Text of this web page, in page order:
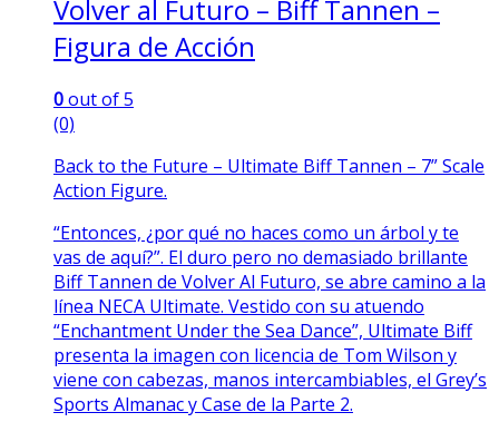
Volver al Futuro – Biff Tannen –
Figura de Acción
0out of 5
(0)
Back to the Future – Ultimate Biff Tannen – 7” Scale
Action Figure.
“Entonces, ¿por qué no haces como un árbol y te
vas de aquí?”. El duro pero no demasiado brillante
Biff Tannen de Volver Al Futuro, se abre camino a la
línea NECA Ultimate. Vestido con su atuendo
“Enchantment Under the Sea Dance”, Ultimate Biff
presenta la imagen con licencia de Tom Wilson y
viene con cabezas, manos intercambiables, el Grey’s
Sports Almanac y Case de la Parte 2.